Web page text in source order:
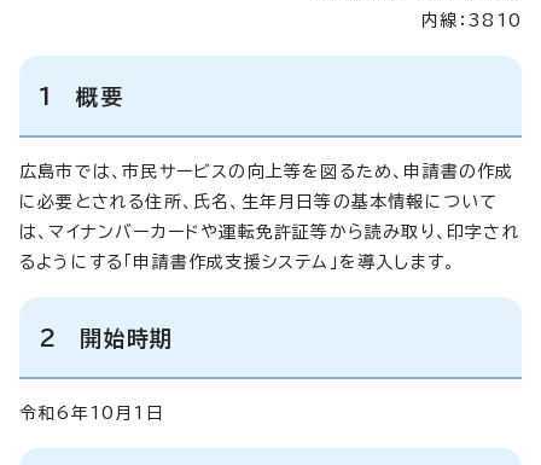
内線：3810
1 概要
広島市では、市民サービスの向上等を図るため、申請書の作成
に必要とされる住所、氏名、生年月日等の基本情報について
は、マイナンバーカードや運転免許証等から読み取り、印字され
るようにする「申請書作成支援システム」を導入します。
2 開始時期
令和6年10月1日